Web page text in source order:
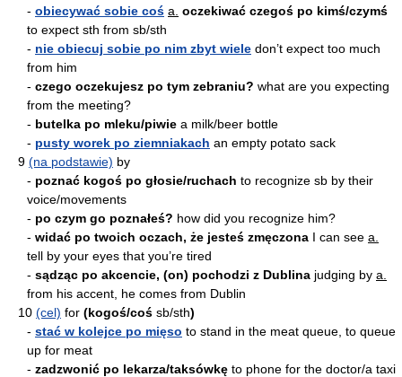
- obiecywać sobie coś a. oczekiwać czegoś po kimś/czymś
to expect sth from sb/sth
- nie obiecuj sobie po nim zbyt wiele don’t expect too much
from him
- czego oczekujesz po tym zebraniu? what are you expecting
from the meeting?
- butelka po mleku/piwie a milk/beer bottle
- pusty worek po ziemniakach an empty potato sack
9 (na podstawie) by
- poznać kogoś po głosie/ruchach to recognize sb by their
voice/movements
- po czym go poznałeś? how did you recognize him?
- widać po twoich oczach, że jesteś zmęczona I can see a.
tell by your eyes that you’re tired
- sądząc po akcencie, (on) pochodzi z Dublina judging by a.
from his accent, he comes from Dublin
10 (cel) for (kogoś/coś sb/sth)
- stać w kolejce po mięso to stand in the meat queue, to queue
up for meat
- zadzwonić po lekarza/taksówkę to phone for the doctor/a taxi